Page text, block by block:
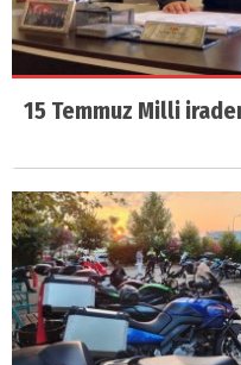
15 Temmuz Milli